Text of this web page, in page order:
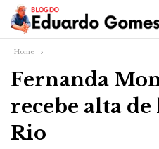
Home
Fernanda
recebe alta
Rio